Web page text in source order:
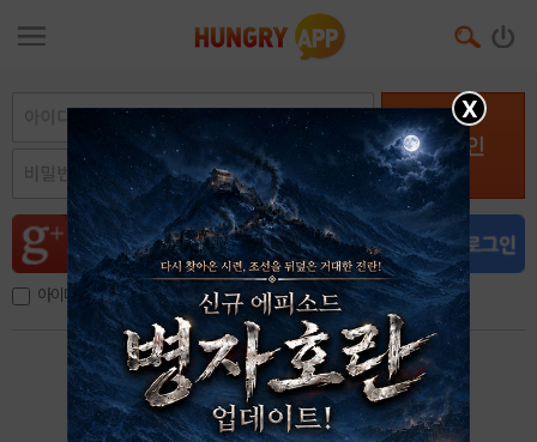
로그인
아이디, 이메일 저장
아이디 / 비밀번호 찾기 회원가입
X